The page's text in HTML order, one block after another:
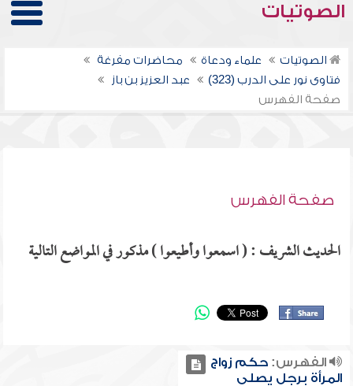
الصوتيات
الصوتيات علماء ودعاة
محاضرات مفرغة
فتاوى نور على الدرب (323)
عبد العزيز بن باز
صفحة الفهرس
صفحة الفهرس
الحديث الشريف : ( اسمعوا وأطيعوا ) مذكور في المواضع التالية
الفهرس:حكم زواج
المرأة برجل يصلي